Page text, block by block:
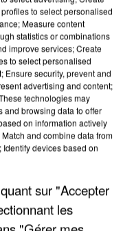
PAR UNE
SAVOIE
to select personalised
Measure content
statistics or combinations
improve services; Create
to select personalised
Ensure security, prevent and
advertising and content;
technologies may
and browsing data to offer
on information actively
and combine data from
devices based on
sur "Accepter
les